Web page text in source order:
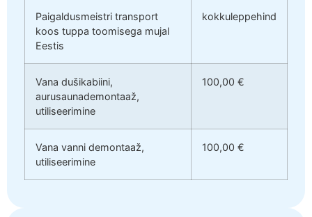
Paigaldusmeistri transport
koos tuppa toomisega mujal
Eestis
kokkuleppehind
Vana dušikabiini,
aurusaunademontaaž,
utiliseerimine
100,00 €
Vana vanni demontaaž,
utiliseerimine
100,00 €